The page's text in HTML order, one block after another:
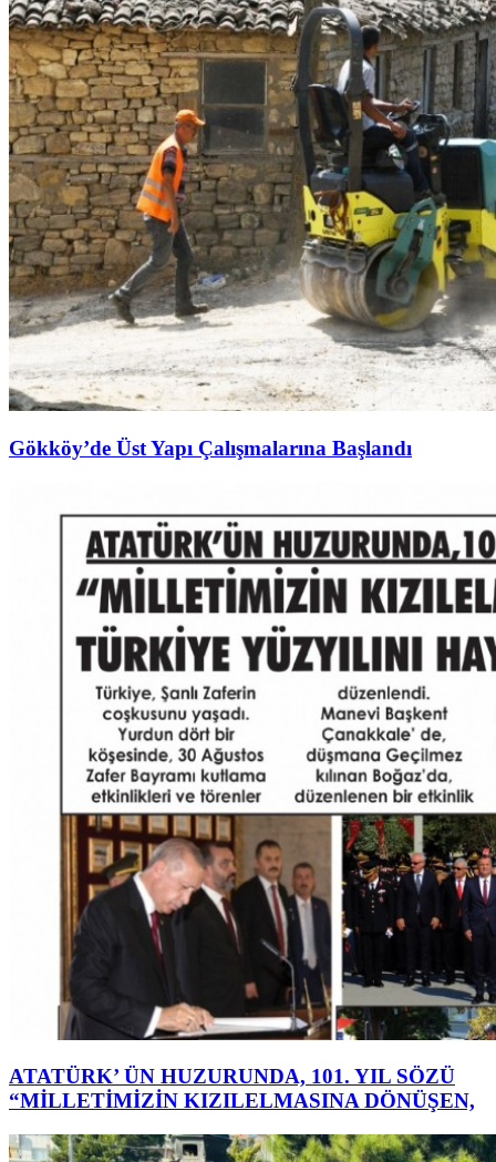
Gökköy’de Üst Yapı Çalışmalarına Başlandı
ATATÜRK’ ÜN HUZURUNDA, 101. YIL SÖZÜ
“MİLLETİMİZİN KIZILELMASINA DÖNÜŞEN,